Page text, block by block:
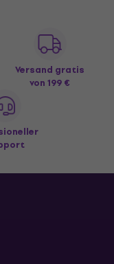
Versand gratis
von 199 €